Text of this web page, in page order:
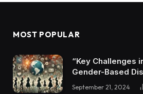
MOST POPULAR
“Key Challenges
Gender-Based
September 21, 2024